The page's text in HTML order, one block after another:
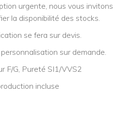
urgente, nous vous invitons
la disponibilité des stocks.
se fera sur devis.
sur demande.
F/G, Pureté SI1/VVS2
incluse